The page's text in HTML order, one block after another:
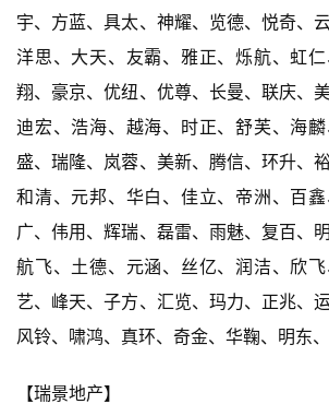
宇、方蓝、具太、神耀、览德、悦奇、
洋思、大天、友霸、雅正、烁航、虹
翔、豪京、优纽、优尊、长曼、联庆、
迪宏、浩海、越海、时正、舒芙、海
盛、瑞隆、岚蓉、美新、腾信、环升、
和清、元邦、华白、佳立、帝洲、百
广、伟用、辉瑞、磊雷、雨魅、复百、
航飞、土德、元涵、丝亿、润洁、欣
艺、峰天、子方、汇览、玛力、正兆、
风铃、啸鸿、真环、奇金、华鞠、明东、
【瑞景地产】